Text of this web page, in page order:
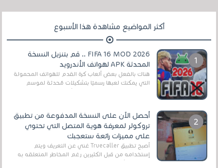
أكثر المواضيع مشاهدة هذا الأسبوع
FIFA 16 MOD 2026 .. قم بتنزيل النسخة
المحدثة APK لهواتف الأندرويد
هناك بالفعل بعض ألعاب كرة القدم للهواتف المحمولة
التي يمكنك لعبها رسميًا بتشكيلات مُحدثة لموسم
أحصل الآن على النسخة المدفوعة من تطبيق
تروكولر لمعرفة هوية المتصل التي تحتوي
على مميزات رائعة ستعجبك
أصبح تطبيق Truecaller غني عن التعريف ويتم
إستخدامه من قبل الكثيرين رغم المخاطر المتعلقه به